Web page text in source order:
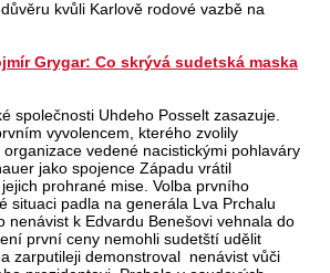
kvůli Karlově rodové vazbě na
Grygar: Co skrývá sudetská maska
společnosti Uhdeho Posselt zasazuje.
vyvolencem, kterého zvolily
vedené nacistickými pohlaváry
jako spojence Západu vrátil
prohrané mise. Volba prvního
situaci padla na generála Lva Prchalu
nenávist k Edvardu Benešovi vehnala do
první ceny nemohli sudetští udělit
zarputileji demonstroval nenávist vůči